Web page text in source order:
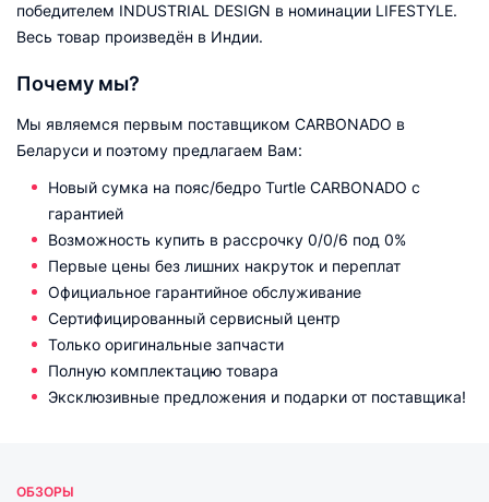
победителем INDUSTRIAL DESIGN в номинации LIFESTYLE.
Весь товар произведён в Индии.
Почему мы?
Мы являемся первым поставщиком CARBONADO в
Беларуси и поэтому предлагаем Вам:
Новый сумка на пояс/бедро Turtle CARBONADO с
гарантией
Возможность купить в рассрочку 0/0/6 под 0%
Первые цены без лишних накруток и переплат
Официальное гарантийное обслуживание
Сертифицированный сервисный центр
Только оригинальные запчасти
Полную комплектацию товара
Эксклюзивные предложения и подарки от поставщика!
ОБЗОРЫ